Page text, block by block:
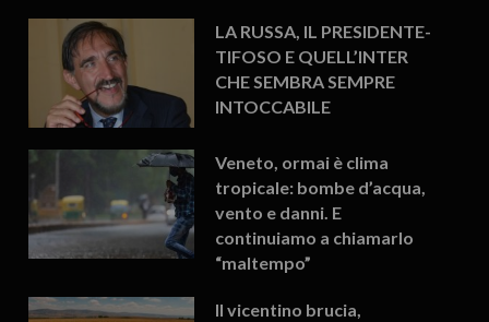
LA RUSSA, IL PRESIDENTE-
TIFOSO E QUELL’INTER
CHE SEMBRA SEMPRE
INTOCCABILE
Veneto, ormai è clima
tropicale: bombe d’acqua,
vento e danni. E
continuiamo a chiamarlo
“maltempo”
Il vicentino brucia,